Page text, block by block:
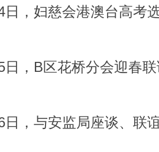
日，妇慈会港澳台高考
日，B区花桥分会迎春
日，与安监局座谈、联